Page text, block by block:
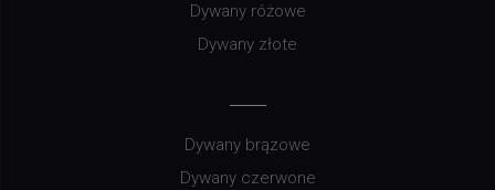
Dywany różowe
Dywany złote
Dywany brązowe
Dywany czerwone